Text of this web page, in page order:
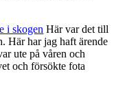
i skogen Här var det till
Här har jag haft ärende
ute på våren och
och försökte fota